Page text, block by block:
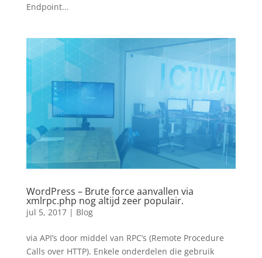
Endpoint...
WordPress – Brute force aanvallen via
xmlrpc.php nog altijd zeer populair.
jul 5, 2017| Blog
via API’s door middel van RPC’s (Remote Procedure
Calls over HTTP). Enkele onderdelen die gebruik